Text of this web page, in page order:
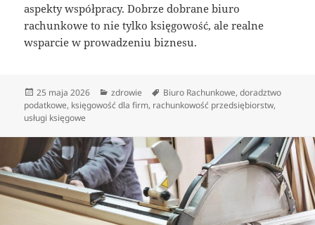
aspekty współpracy. Dobrze dobrane biuro
rachunkowe to nie tylko księgowość, ale realne
wsparcie w prowadzeniu biznesu.
Data
publikacji
25 maja 2026 Kategorie
zdrowie Tagi
Biuro Rachunkowe,doradztwo
podatkowe, księgowość dla firm, rachunkowość przedsiębiorstw,
usługi księgowe